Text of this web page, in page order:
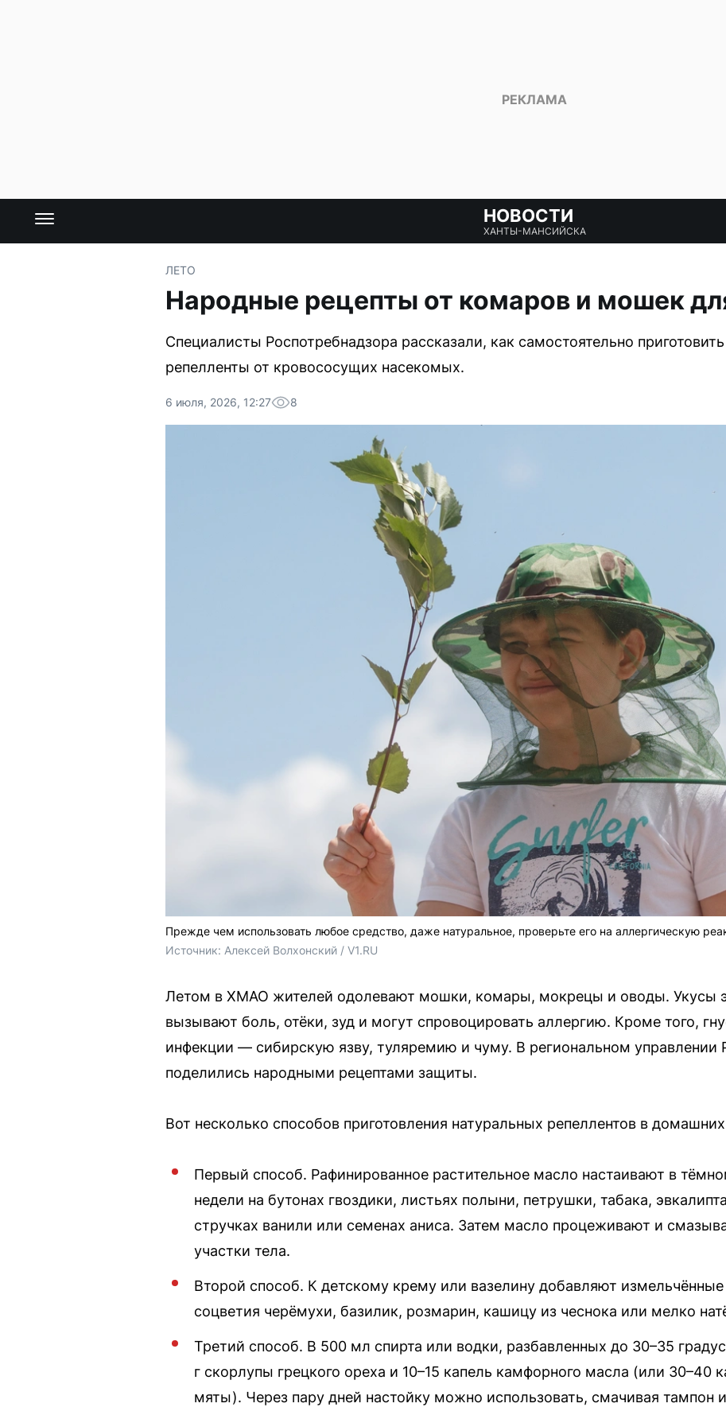
НОВОСТИ
ХАНТЫ-МАНСИЙСКА
ЛЕТО
Народные рецепты от комаров и мошек
Специалисты Роспотребнадзора рассказали, как самостоятельно
репелленты от кровососущих насекомых.
6 июля, 2026, 12:27 8
Прежде чем использовать любое средство, даже натуральное, проверьте его на аллергическую
Источник: Алексей Волхонский / V1.RU
Летом в ХМАО жителей одолевают мошки, комары, мокрецы и оводы. Укусы
вызывают боль, отёки, зуд и могут спровоцировать аллергию. Кроме того,
инфекции — сибирскую язву, туляремию и чуму. В региональном управлении
поделились народными рецептами защиты.
Вот несколько способов приготовления натуральных репеллентов в
Первый способ. Рафинированное растительное масло настаивают в
недели на бутонах гвоздики, листьях полыни, петрушки, табака,
стручках ванили или семенах аниса. Затем масло процеживают и
участки тела.
Второй способ. К детскому крему или вазелину добавляют
соцветия черёмухи, базилик, розмарин, кашицу из чеснока или мелко
Третий способ. В 500 мл спирта или водки, разбавленных до 30–35
г скорлупы грецкого ореха и 10–15 капель камфорного масла (или 30–40
мяты). Через пару дней настойку можно использовать, смачивая тампон